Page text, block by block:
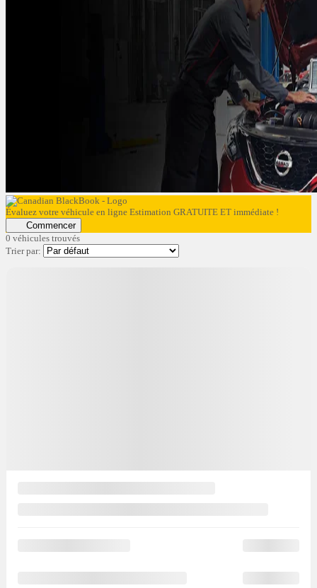
Évaluez votre véhicule en ligne Estimation GRATUITE ET immédiate !
Commencer
0 véhicules trouvés
Trier par: